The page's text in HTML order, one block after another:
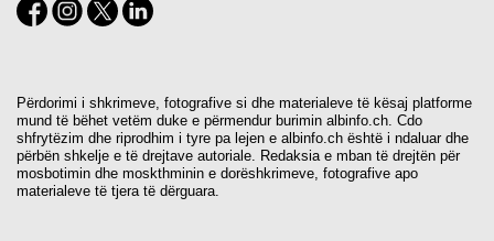
Përdorimi i shkrimeve, fotografive si dhe materialeve të kësaj platforme
mund të bëhet vetëm duke e përmendur burimin albinfo.ch. Cdo
shfrytëzim dhe riprodhim i tyre pa lejen e albinfo.ch është i ndaluar dhe
përbën shkelje e të drejtave autoriale. Redaksia e mban të drejtën për
mosbotimin dhe moskthminin e dorëshkrimeve, fotografive apo
materialeve të tjera të dërguara.